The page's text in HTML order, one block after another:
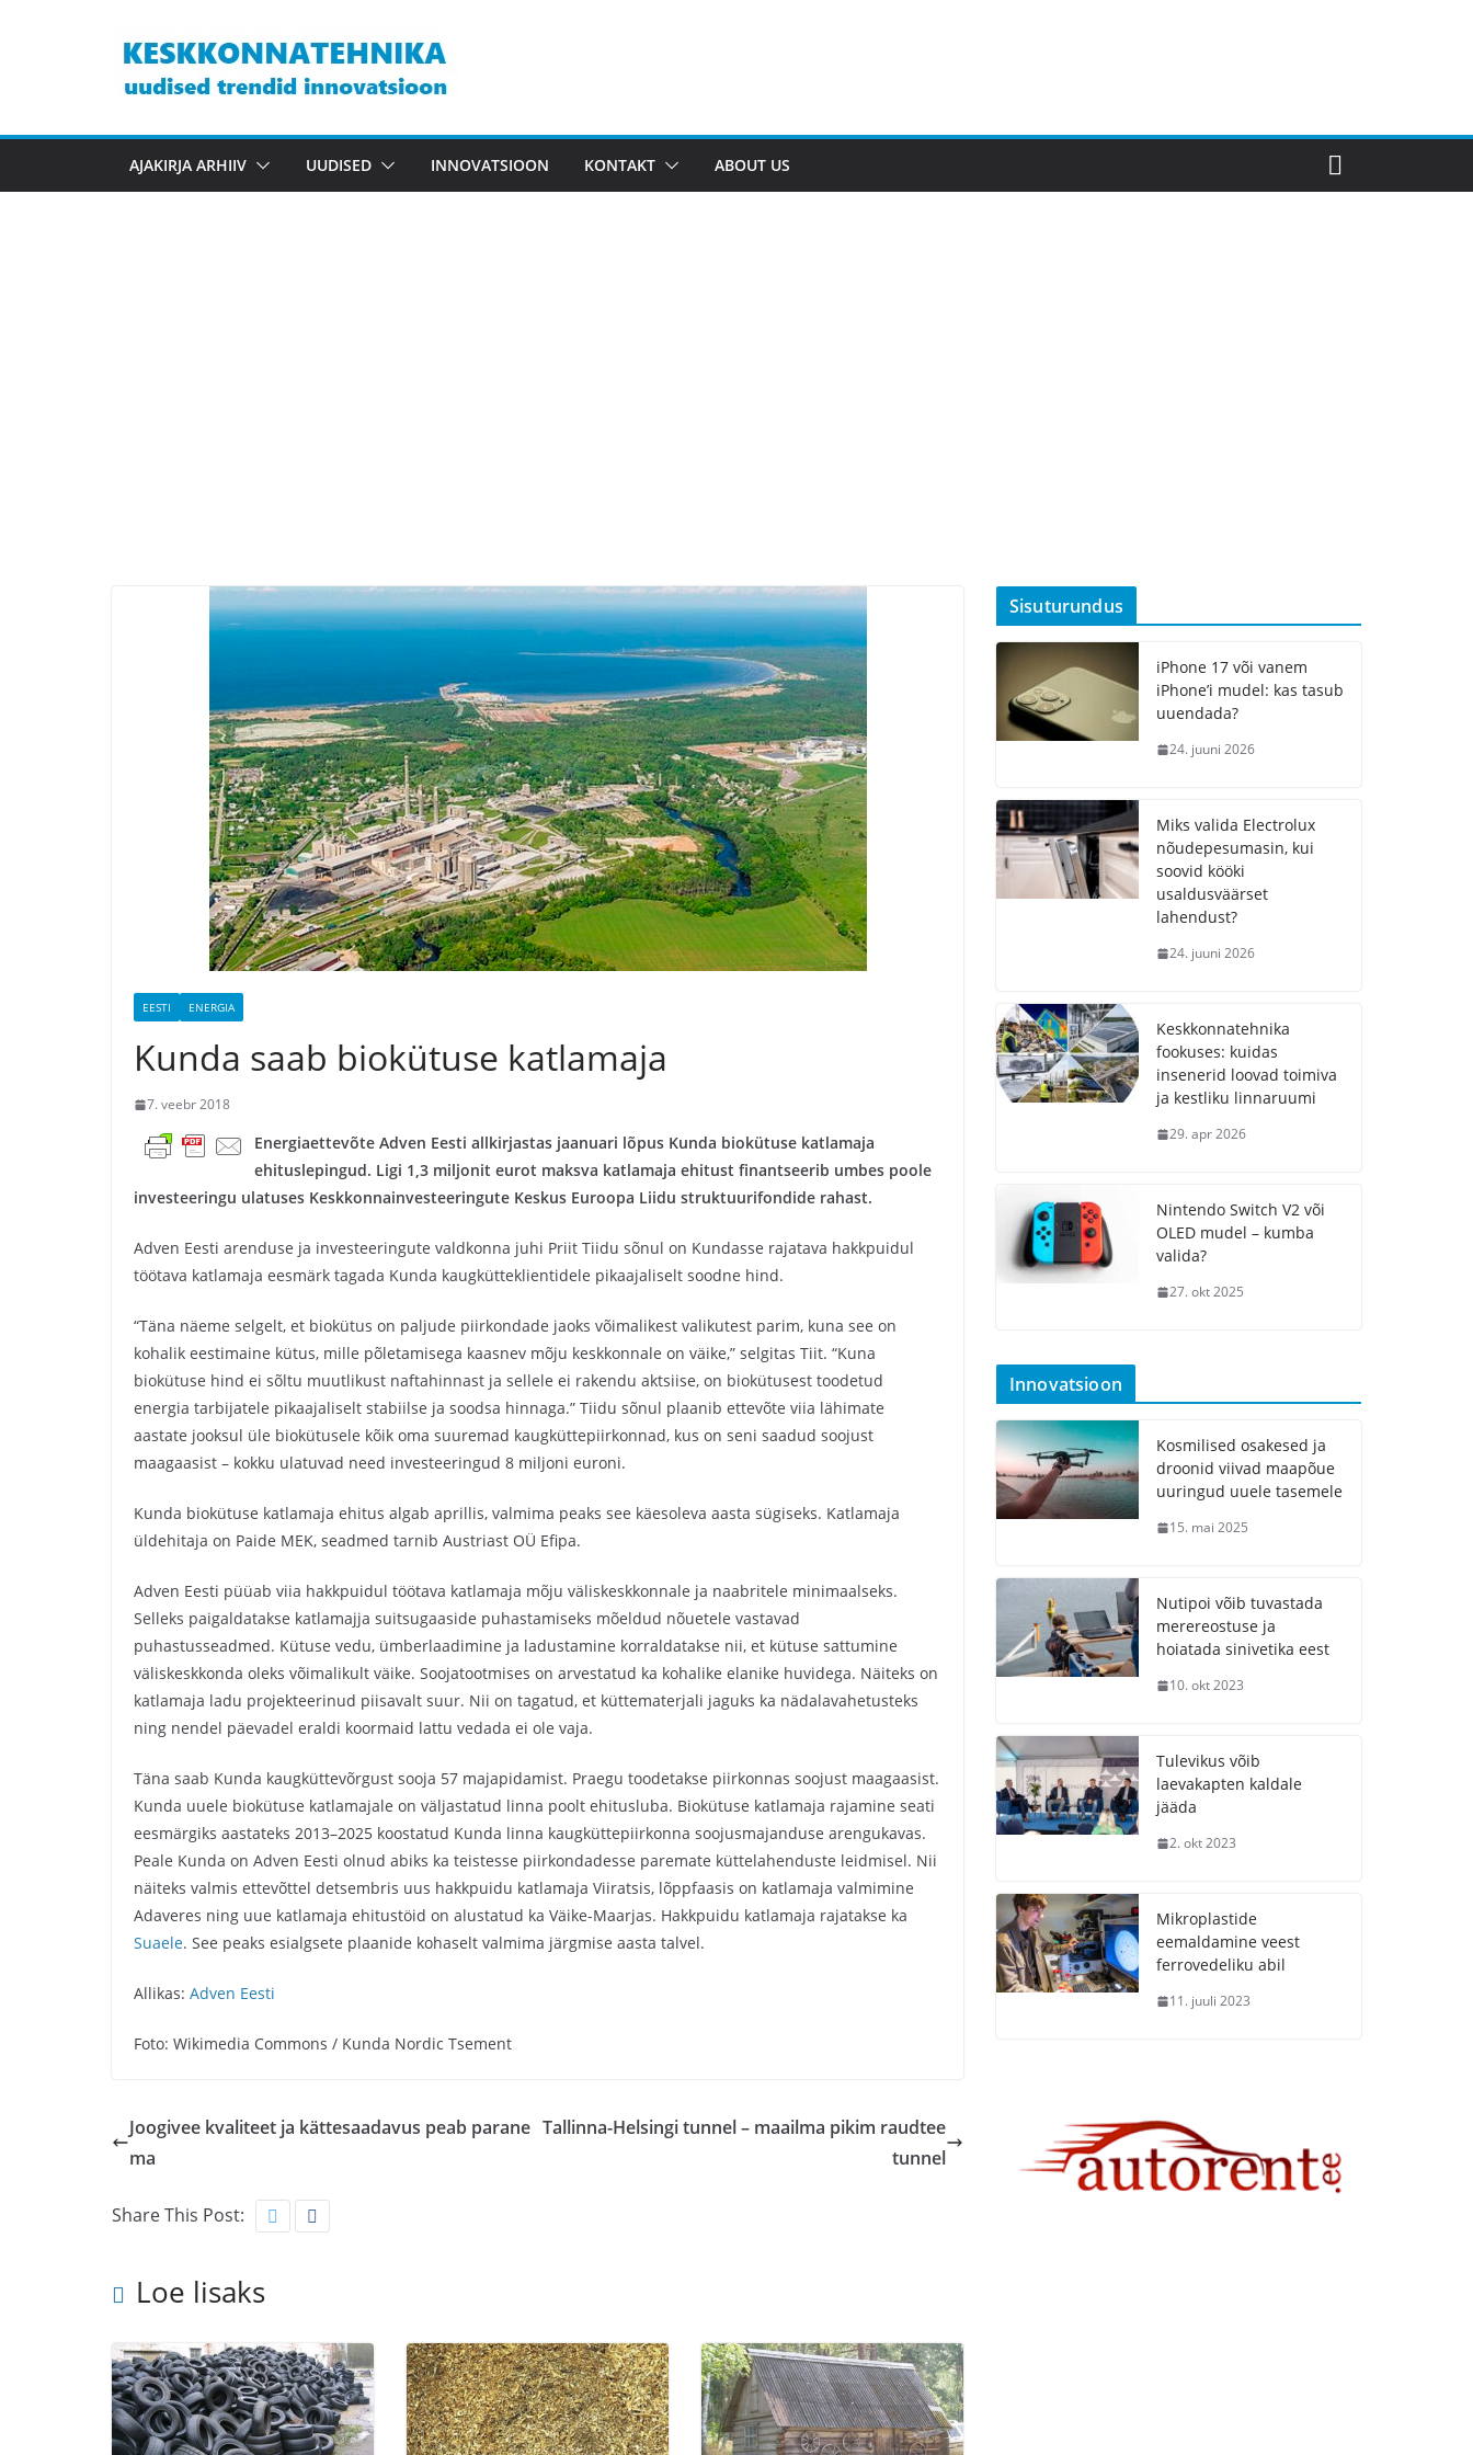
AJAKIRJA ARHIIV UUDISED INNOVATSIOON KONTAKT ABOUT US
EESTI ENERGIA
Kunda saab biokütuse katlamaja
7. veebr 2018
Energiaettevõte Adven Eesti allkirjastas jaanuari lõpus Kunda biokütuse katlamaja
ehituslepingud. Ligi 1,3 miljonit eurot maksva katlamaja ehitust finantseerib umbes poole
investeeringu ulatuses Keskkonnainvesteeringute Keskus Euroopa Liidu struktuurifondide rahast.
Adven Eesti arenduse ja investeeringute valdkonna juhi Priit Tiidu sõnul on Kundasse rajatava hakkpuidul
töötava katlamaja eesmärk tagada Kunda kaugkütteklientidele pikaajaliselt soodne hind.
“Täna näeme selgelt, et biokütus on paljude piirkondade jaoks võimalikest valikutest parim, kuna see on
kohalik eestimaine kütus, mille põletamisega kaasnev mõju keskkonnale on väike,” selgitas Tiit. “Kuna
biokütuse hind ei sõltu muutlikust naftahinnast ja sellele ei rakendu aktsiise, on biokütusest toodetud
energia tarbijatele pikaajaliselt stabiilse ja soodsa hinnaga.” Tiidu sõnul plaanib ettevõte viia lähimate
aastate jooksul üle biokütusele kõik oma suuremad kaugküttepiirkonnad, kus on seni saadud soojust
maagaasist – kokku ulatuvad need investeeringud 8 miljoni euroni.
Kunda biokütuse katlamaja ehitus algab aprillis, valmima peaks see käesoleva aasta sügiseks. Katlamaja
üldehitaja on Paide MEK, seadmed tarnib Austriast OÜ Efipa.
Adven Eesti püüab viia hakkpuidul töötava katlamaja mõju väliskeskkonnale ja naabritele minimaalseks.
Selleks paigaldatakse katlamajja suitsugaaside puhastamiseks mõeldud nõuetele vastavad
puhastusseadmed. Kütuse vedu, ümberlaadimine ja ladustamine korraldatakse nii, et kütuse sattumine
väliskeskkonda oleks võimalikult väike. Soojatootmises on arvestatud ka kohalike elanike huvidega. Näiteks on
katlamaja ladu projekteerinud piisavalt suur. Nii on tagatud, et küttematerjali jaguks ka nädalavahetusteks
ning nendel päevadel eraldi koormaid lattu vedada ei ole vaja.
Täna saab Kunda kaugküttevõrgust sooja 57 majapidamist. Praegu toodetakse piirkonnas soojust maagaasist.
Kunda uuele biokütuse katlamajale on väljastatud linna poolt ehitusluba. Biokütuse katlamaja rajamine seati
eesmärgiks aastateks 2013–2025 koostatud Kunda linna kaugküttepiirkonna soojusmajanduse arengukavas.
Peale Kunda on Adven Eesti olnud abiks ka teistesse piirkondadesse paremate küttelahenduste leidmisel. Nii
näiteks valmis ettevõttel detsembris uus hakkpuidu katlamaja Viiratsis, lõppfaasis on katlamaja valmimine
Adaveres ning uue katlamaja ehitustöid on alustatud ka Väike-Maarjas. Hakkpuidu katlamaja rajatakse ka
Suaele. See peaks esialgsete plaanide kohaselt valmima järgmise aasta talvel.
Allikas: Adven Eesti
Foto: Wikimedia Commons / Kunda Nordic Tsement
Joogivee kvaliteet ja kättesaadavus peab parane
ma
Tallinna-Helsingi tunnel – maailma pikim raudtee
tunnel
Share This Post:
Loe lisaks
Sisuturundus
iPhone 17 või vanem
iPhone’i mudel: kas tasub
uuendada?
24. juuni 2026
Miks valida Electrolux
nõudepesumasin, kui
soovid kööki
usaldusväärset
lahendust?
24. juuni 2026
Keskkonnatehnika
fookuses: kuidas
insenerid loovad toimiva
ja kestliku linnaruumi
29. apr 2026
Nintendo Switch V2 või
OLED mudel – kumba
valida?
27. okt 2025
Innovatsioon
Kosmilised osakesed ja
droonid viivad maapõue
uuringud uuele tasemele
15. mai 2025
Nutipoi võib tuvastada
merereostuse ja
hoiatada sinivetika eest
10. okt 2023
Tulevikus võib
laevakapten kaldale
jääda
2. okt 2023
Mikroplastide
eemaldamine veest
ferrovedeliku abil
11. juuli 2023